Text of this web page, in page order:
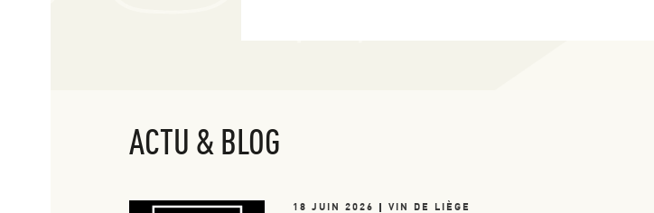
ACTU & BLOG
18 JUIN 2026 VIN DE LIÈGE